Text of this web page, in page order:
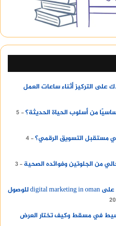
مستمر لتطوير البيئة
مثل “بلاك بورد”،
الجامعة بتقديم تجربة
تساعد هذه الأنظمة
لسوق العمل،
لمواجهة
في التميز الأكاديمي
التقنيات في التعليم
تقدم الجامعة تجربة
تساعد الطلاب على تحقيق
مهاراتهم.
على التركيز أثناء ساعات العمل
من أسلوب الحياة الحديثة؟
5
مستقبل التسويق الرقمي؟ 4
من الجلوتين وفوائده الصحية
3
لماذا تعتمد المؤسسات الإخبارية على digital marketing in oman للوصول
في مسقط وكيف تختار العرض